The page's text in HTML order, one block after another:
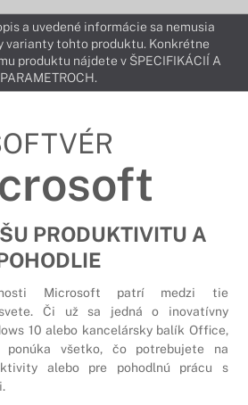
a uvedené informácie sa nemusia
varianty tohto produktu. Konkrétne
produktu nájdete v ŠPECIFIKÁCIÍ A
PARAMETROCH.
PRODUKTIVITU A
Microsoft patrí medzi tie
Či už sa jedná o inovatívny
10 alebo kancelársky balík Office,
ponúka všetko, čo potrebujete na
alebo pre pohodlnú prácu s